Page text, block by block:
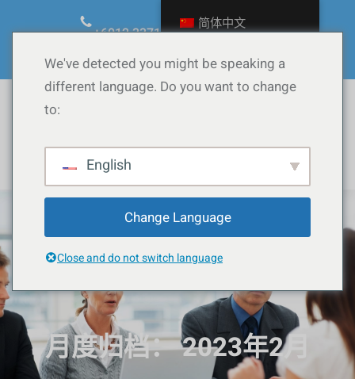
至
容
+6012.3371090
ask@calow.co
Facebook
YouTube
TikTok
Instagram
WordPress
月度归档：2023年2月
简体中文
We've detected you might be speaking a
different language. Do you want to change
to:
English
Change Language
Close and do not switch language